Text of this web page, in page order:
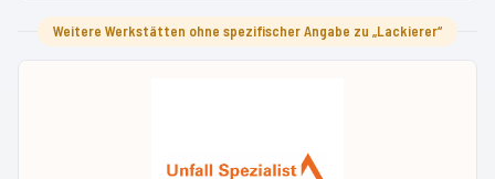
Weitere Werkstätten ohne spezifischer Angabe zu „Lackierer“